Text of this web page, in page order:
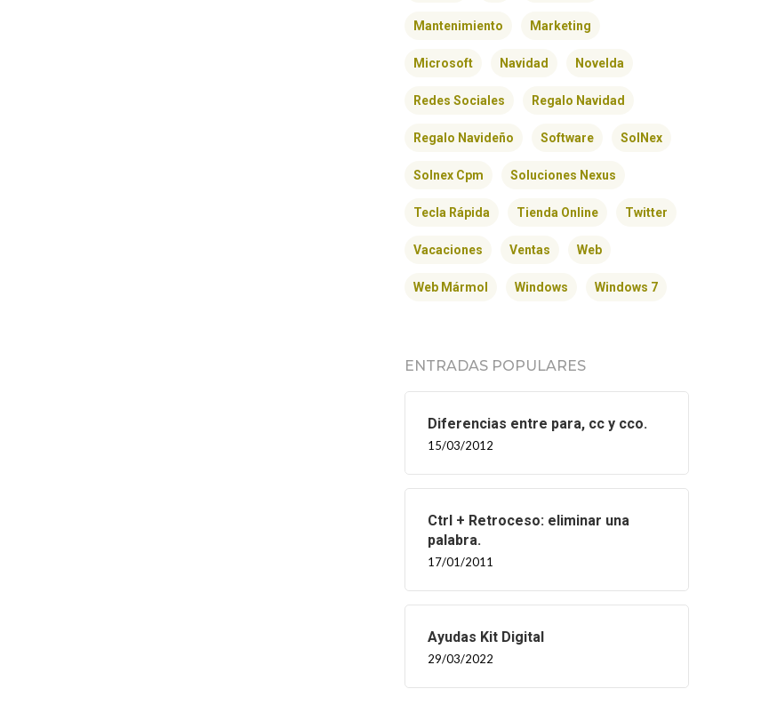
Mantenimiento Marketing
Microsoft Navidad Novelda
Redes Sociales Regalo Navidad
Regalo Navideño Software SolNex
Solnex Cpm Soluciones Nexus
Tecla Rápida Tienda Online Twitter
Vacaciones Ventas Web
Web Mármol Windows Windows 7
ENTRADAS POPULARES
Diferencias entre para, cc y cco.
15/03/2012
Ctrl + Retroceso: eliminar una
palabra.
17/01/2011
Ayudas Kit Digital
29/03/2022